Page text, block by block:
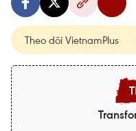
Theo dõi VietnamPlus